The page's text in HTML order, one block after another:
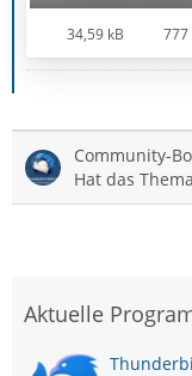
34,59 kB 777
Community-
Hat das
Aktuelle